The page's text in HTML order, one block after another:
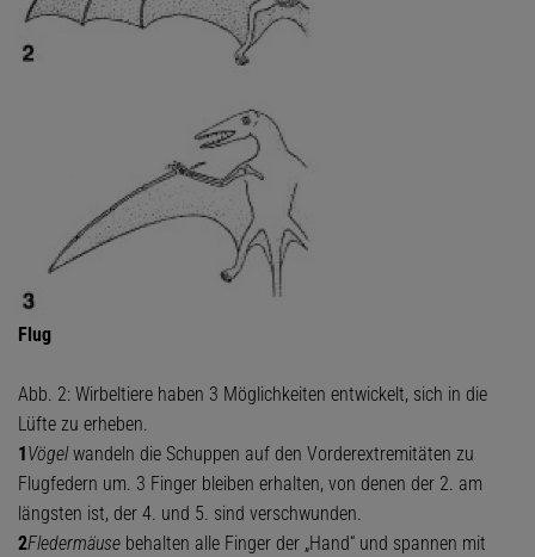
Flug
Abb. 2: Wirbeltiere haben 3 Möglichkeiten entwickelt, sich in die
Lüfte zu erheben.
1Vögelwandeln die Schuppen auf den Vorderextremitäten zu
Flugfedern um. 3 Finger bleiben erhalten, von denen der 2. am
längsten ist, der 4. und 5. sind verschwunden.
2Fledermäuse behalten alle Finger der „Hand“ und spannen mit